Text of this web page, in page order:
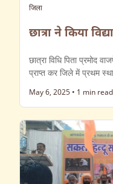
जिला
छात्रा ने किया
छात्रा विधि पिता प्रमोद
प्राप्त कर जिले में प्रथम
May 6, 2025 • 1 min read